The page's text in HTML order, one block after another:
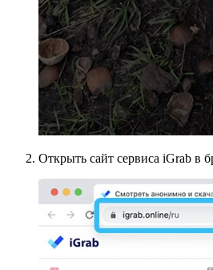
Открыть сайт сервиса iGrab в